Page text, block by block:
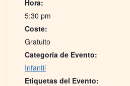
Hora:
5:30 pm
Coste:
Gratuito
Categoría de Evento:
Infantil
Etiquetas del Evento: